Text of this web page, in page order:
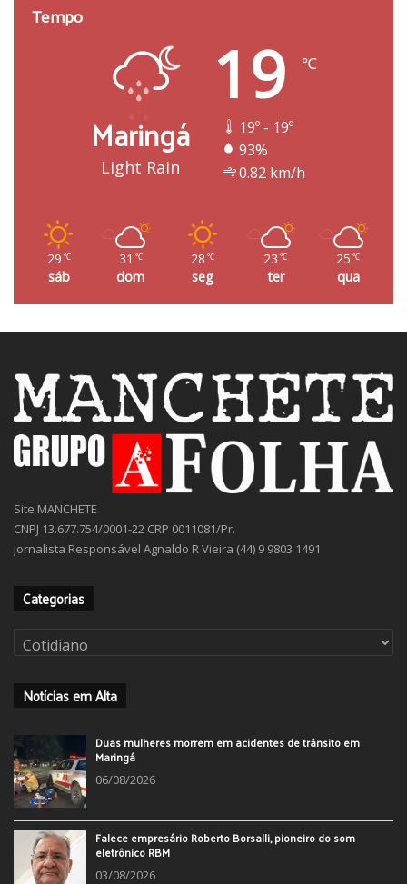
Tempo
Maringá
Light Rain
19 ℃
19º - 19º
93%
0.82 km/h
29 ℃
sáb
31 ℃
dom
28 ℃
seg
23 ℃
ter
25 ℃
qua
Site MANCHETE
CNPJ 13.677.754/0001-22 CRP 0011081/Pr.
Jornalista Responsável Agnaldo R Vieira (44) 9 9803 1491
Categorias
Categorias
Notícias em Alta
Duas mulheres morrem em acidentes de trânsito em
Maringá
06/08/2026
Falece empresário Roberto Borsalli, pioneiro do som
eletrônico RBM
03/08/2026